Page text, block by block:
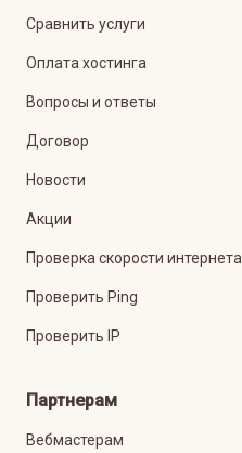
Сравнить услуги
Оплата хостинга
Вопросы и ответы
Договор
Новости
Акции
Проверка скорости интернета
Проверить Ping
Проверить IP
Партнерам
Вебмастерам